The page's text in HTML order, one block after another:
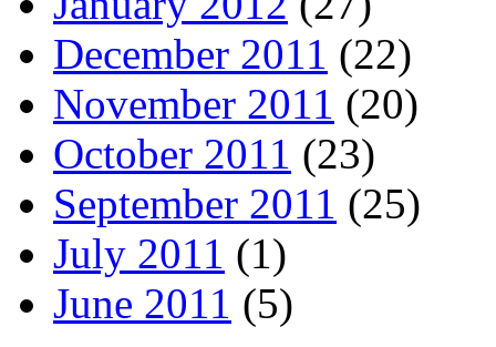
December 2011 (22)
November 2011 (20)
October 2011 (23)
September 2011 (25)
July 2011 (1)
June 2011 (5)